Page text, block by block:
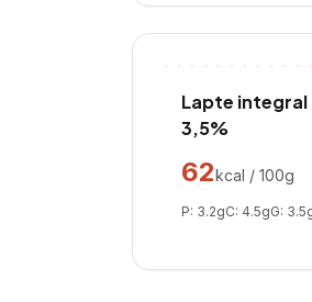
Lapte integral
3,5%
62kcal / 100g
P: 3.2gC: 4.5gG: 3.5